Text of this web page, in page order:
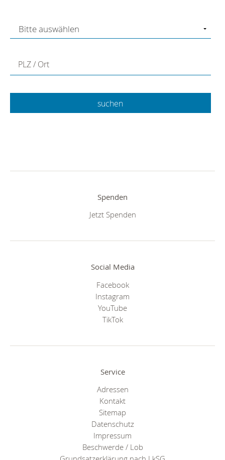
PLZ / Ort
Spenden
Jetzt Spenden
Social Media
Facebook
Instagram
YouTube
TikTok
Service
Adressen
Kontakt
Sitemap
Datenschutz
Impressum
Beschwerde / Lob